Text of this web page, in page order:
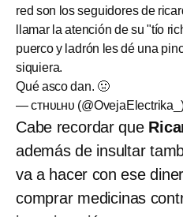
red son los seguidores de
llamar la atención de su "tío
puerco y ladrón les dé una
siquiera.
Qué asco dan. 🤢
— ᴄᴛʜᴜʟʜᴜ
Cabe recordar que
además de insultar
va a hacer con ese
comprar medicinas